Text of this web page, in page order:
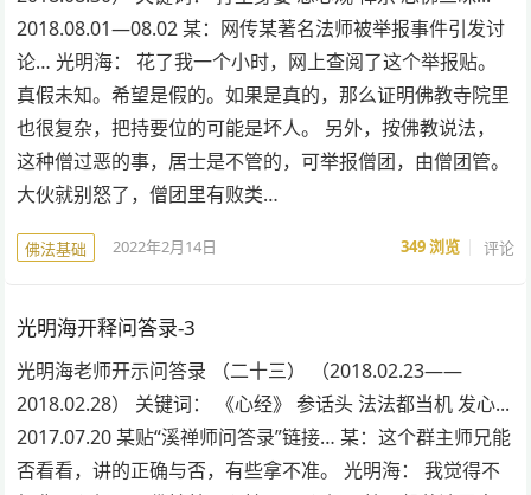
2018.08.01—08.02 某：网传某著名法师被举报事件引发讨
论… 光明海： 花了我一个小时，网上查阅了这个举报贴。
真假未知。希望是假的。如果是真的，那么证明佛教寺院里
也很复杂，把持要位的可能是坏人。 另外，按佛教说法，
这种僧过恶的事，居士是不管的，可举报僧团，由僧团管。
大伙就别怒了，僧团里有败类…
佛法基础 2022年2月14日 349浏览 评论
光明海开释问答录-3
光明海老师开示问答录 （二十三） （2018.02.23——
2018.02.28） 关键词： 《心经》 参话头 法法都当机 发心...
2017.07.20 某贴“溪禅师问答录”链接… 某：这个群主师兄能
否看看，讲的正确与否，有些拿不准。 光明海： 我觉得不